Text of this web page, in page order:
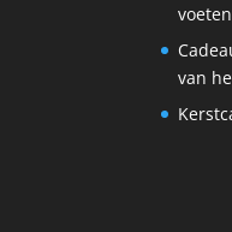
voeten
van